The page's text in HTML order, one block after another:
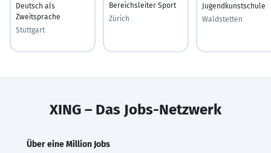
Deutsch als
Zweitsprache
Stuttgart
Bereichsleiter Sport
Zürich
Jugendkunstschule
Waldstetten
XING – Das Jobs-Netzwerk
Über eine Million Jobs